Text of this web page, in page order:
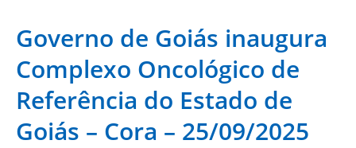
Governo de Goiás inaugura
Complexo Oncológico de
Referência do Estado de
Goiás – Cora – 25/09/2025